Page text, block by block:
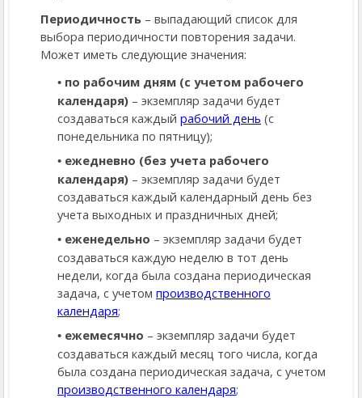
Периодичность – выпадающий список для
выбора периодичности повторения задачи.
Может иметь следующие значения:
по рабочим дням (с учетом рабочего
календаря) – экземпляр задачи будет
создаваться каждый рабочий день (с
понедельника по пятницу);
ежедневно (без учета рабочего
календаря) – экземпляр задачи будет
создаваться каждый календарный день без
учета выходных и праздничных дней;
еженедельно – экземпляр задачи будет
создаваться каждую неделю в тот день
недели, когда была создана периодическая
задача, с учетом производственного
календаря;
ежемесячно – экземпляр задачи будет
создаваться каждый месяц того числа, когда
была создана периодическая задача, с учетом
производственного календаря;